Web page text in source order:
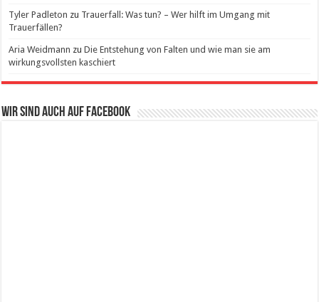
Tyler Padleton zu Trauerfall: Was tun? – Wer hilft im Umgang mit
Trauerfällen?
Aria Weidmann zuDie Entstehung von Falten und wie man sie am
wirkungsvollsten kaschiert
Wir sind auch auf Facebook